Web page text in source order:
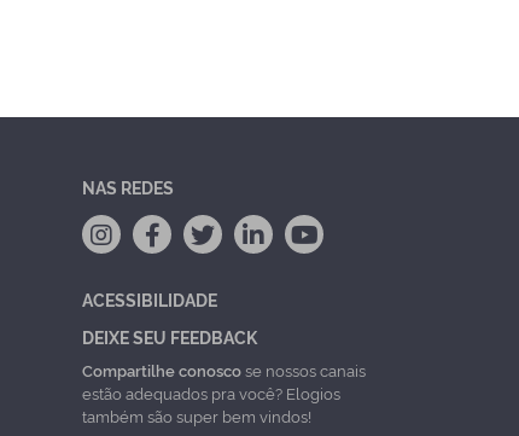
NAS REDES
ACESSIBILIDADE
DEIXE SEU FEEDBACK
Compartilhe conoscose nossos canais
estão adequados pra você? Elogios
também são super bem vindos!